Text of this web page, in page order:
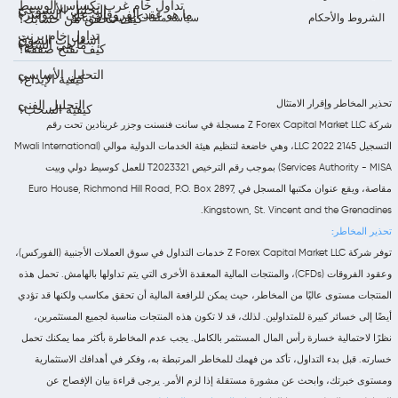
سياسة ملفات تعريف الارتباط
الشروط والأحكام
تداول خام غرب تكساس الوسيط
تداول خام برنت
التحليل الأسبوعي
إشعارات السوق
ما هو عقد الفروقات على المؤشر؟
ما هي السلع؟
التحليل الأساسي
التحليل الفني
كيف تتحقق من حسابك؟
كيف تفتح صفقة؟
كيفية الإيداع؟
كيفية السحب؟
تحذير المخاطر وإقرار الامتثال
شركة Z Forex Capital Market LLC مسجلة في سانت فنسنت وجزر غرينادين تحت رقم
التسجيل 2145 LLC 2022، وهي خاضعة لتنظيم هيئة الخدمات الدولية موالي (Mwali International
Services Authority - MISA) بموجب رقم الترخيص T2023321 للعمل كوسيط دولي وبيت
مقاصة، ويقع عنوان مكتبها المسجل في Euro House, Richmond Hill Road, P.O. Box 2897,
Kingstown, St. Vincent and the Grenadines.
تحذير المخاطر:
توفر شركة Z Forex Capital Market LLC خدمات التداول في سوق العملات الأجنبية (الفوركس)،
وعقود الفروقات (CFDs)، والمنتجات المالية المعقدة الأخرى التي يتم تداولها بالهامش. تحمل هذه
المنتجات مستوى عاليًا من المخاطر، حيث يمكن للرافعة المالية أن تحقق مكاسب ولكنها قد تؤدي
أيضًا إلى خسائر كبيرة للمتداولين. لذلك، قد لا تكون هذه المنتجات مناسبة لجميع المستثمرين،
نظرًا لاحتمالية خسارة رأس المال المستثمر بالكامل. يجب عدم المخاطرة بأكثر مما يمكنك تحمل
خسارته. قبل بدء التداول، تأكد من فهمك للمخاطر المرتبطة به، وفكر في أهدافك الاستثمارية
ومستوى خبرتك، وابحث عن مشورة مستقلة إذا لزم الأمر. يرجى قراءة بيان الإفصاح عن